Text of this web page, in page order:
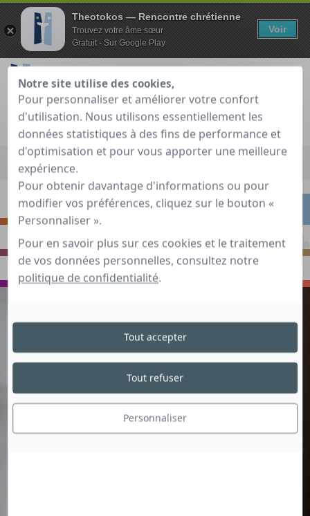
Je teste gratuitement Déjà membre ?
Accueil»Guide de rencontre chrétienne»Rencontrer»« Je l’ai
dans la peau ! » Amour ou aliénation ?
S'INTERROGER RENCONTRER
PRIER S'INSPIRER
VOYAGER
Theotokos — Rencontre chrétienne
Trouvez votre âme sœur
Gratuit - Sur Google Play
Voir
Notre site utilise des cookies,
Pour personnaliser et améliorer votre confort
d'utilisation. Nous utilisons essentiellement les
données statistiques à des fins de performance et
d'optimisation et pour vous apporter une meilleure
expérience.
Pour obtenir davantage d'informations ou pour
modifier vos préférences, cliquez sur le bouton «
Personnaliser ».
Pour en savoir plus sur ces cookies et le traitement
de vos données personnelles, consultez notre
politique de confidentialité.
Personnaliser
Tout refuser
Tout accepter